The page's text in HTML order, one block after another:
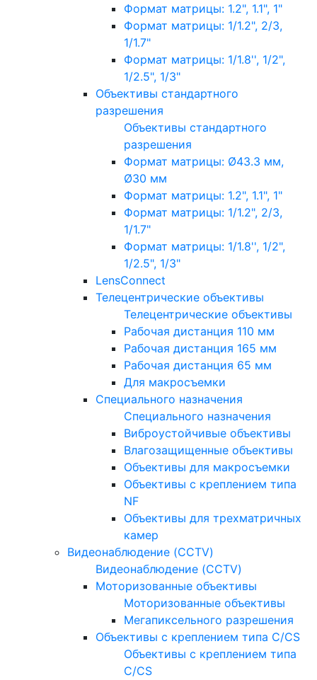
Формат матрицы: 1.2", 1.1", 1"
Формат матрицы: 1/1.2", 2/3,
1/1.7"
Формат матрицы: 1/1.8'', 1/2",
1/2.5", 1/3"
Объективы стандартного
разрешения
Объективы стандартного
разрешения
Формат матрицы: Ø43.3 мм,
Ø30 мм
Формат матрицы: 1.2", 1.1", 1"
Формат матрицы: 1/1.2", 2/3,
1/1.7"
Формат матрицы: 1/1.8'', 1/2",
1/2.5", 1/3"
LensConnect
Телецентрические объективы
Телецентрические объективы
Рабочая дистанция 110 мм
Рабочая дистанция 165 мм
Рабочая дистанция 65 мм
Для макросъемки
Специального назначения
Специального назначения
Виброустойчивые объективы
Влагозащищенные объективы
Объективы для макросъемки
Объективы с креплением типа
NF
Объективы для трехматричных
камер
Видеонаблюдение (CCTV)
Видеонаблюдение (CCTV)
Моторизованные объективы
Моторизованные объективы
Мегапиксельного разрешения
Объективы с креплением типа C/CS
Объективы с креплением типа
C/CS